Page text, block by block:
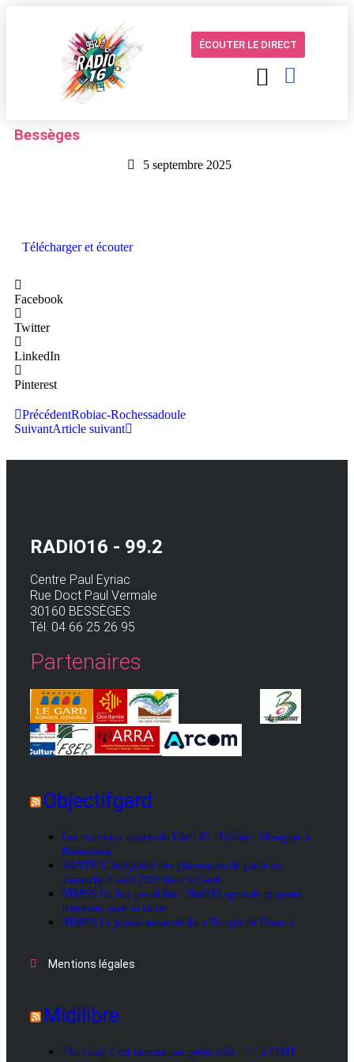
ÉCOUTER LE DIRECT
Bessèges
5 septembre 2025
Télécharger et écouter
Facebook
Twitter
LinkedIn
Pinterest
PrécédentRobiac-Rochessadoule
SuivantArticle suivant
RADIO16 - 99.2
Centre Paul Eyriac
Rue Doct Paul Vermale
30160 BESSÈGES
Tél. 04 66 25 26 95
Partenaires
Objectifgard
Les nouveaux maires du Gard #5 : Frédéric Meseguer à
Beauvoisin
SANTÉ L’intégralité des pharmacies de garde ce
dimanche 9 août 2026 dans le Gard
NÎMES Un bus prend feu : l&#039;agent de propreté
intervient avec sa lance
NÎMES La poésie surannée du « Temple de Diane »
Mentions légales
Midilibre
"Au final, c’est comme une petite ville…" : à l’IMT